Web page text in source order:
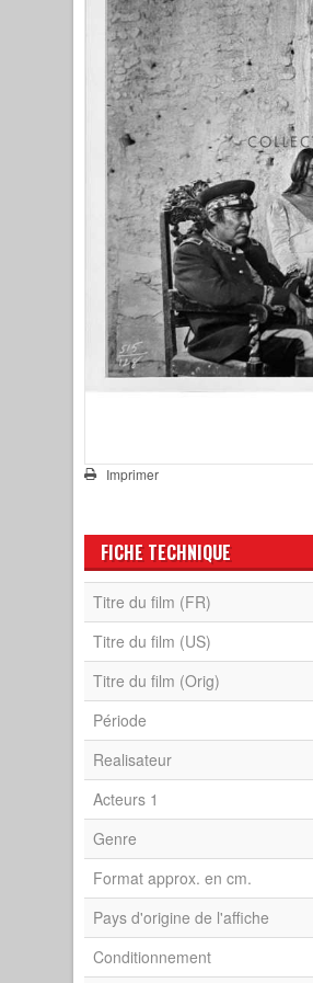
Imprimer
FICHE TECHNIQUE
Titre du film (FR)
Titre du film (US)
Titre du film (Orig)
Période
Realisateur
Acteurs 1
Genre
Format approx. en cm.
Pays d'origine de l'affiche
Conditionnement